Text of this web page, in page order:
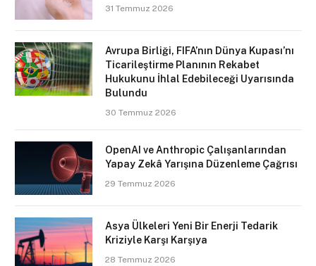
31 Temmuz 2026
Avrupa Birliği, FIFA’nın Dünya Kupası’nı
Ticarileştirme Planının Rekabet
Hukukunu İhlal Edebileceği Uyarısında
Bulundu
30 Temmuz 2026
OpenAI ve Anthropic Çalışanlarından
Yapay Zekâ Yarışına Düzenleme Çağrısı
29 Temmuz 2026
Asya Ülkeleri Yeni Bir Enerji Tedarik
Kriziyle Karşı Karşıya
28 Temmuz 2026